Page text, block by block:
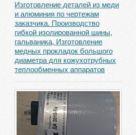
Изготовление деталей из меди
и алюминия по чертежам
заказчика. Производство
гибкой изолированной шины,
гальваника, Изготовление
медных прокладок большого
диаметра для кожухотрубных
теплообменных аппаратов